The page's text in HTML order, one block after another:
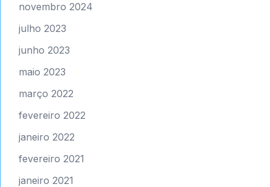
novembro 2024
julho 2023
junho 2023
maio 2023
março 2022
fevereiro 2022
janeiro 2022
fevereiro 2021
janeiro 2021